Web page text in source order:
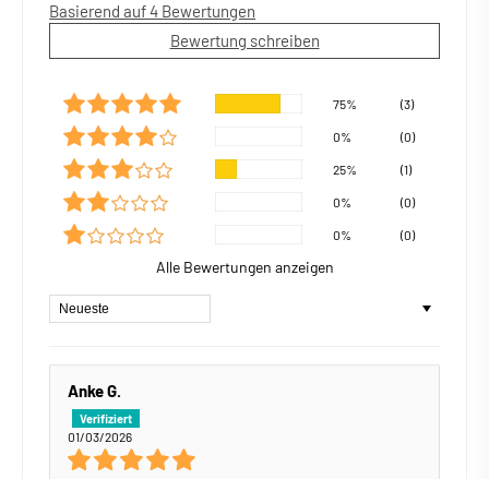
Basierend auf 4 Bewertungen
Bewertung schreiben
75% (3)
0% (0)
25% (1)
0% (0)
0% (0)
Alle Bewertungen anzeigen
Sort by
Anke G.
01/03/2026